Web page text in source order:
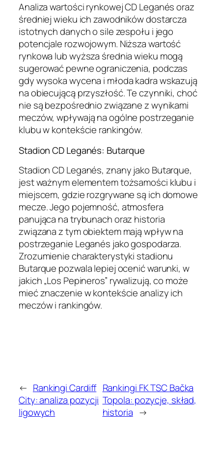
Analiza wartości rynkowej CD Leganés oraz
średniej wieku ich zawodników dostarcza
istotnych danych o sile zespołu i jego
potencjale rozwojowym. Niższa wartość
rynkowa lub wyższa średnia wieku mogą
sugerować pewne ograniczenia, podczas
gdy wysoka wycena i młoda kadra wskazują
na obiecującą przyszłość. Te czynniki, choć
nie są bezpośrednio związane z wynikami
meczów, wpływają na ogólne postrzeganie
klubu w kontekście rankingów.
Stadion CD Leganés: Butarque
Stadion CD Leganés, znany jako Butarque,
jest ważnym elementem tożsamości klubu i
miejscem, gdzie rozgrywane są ich domowe
mecze. Jego pojemność, atmosfera
panująca na trybunach oraz historia
związana z tym obiektem mają wpływ na
postrzeganie Leganés jako gospodarza.
Zrozumienie charakterystyki stadionu
Butarque pozwala lepiej ocenić warunki, w
jakich „Los Pepineros” rywalizują, co może
mieć znaczenie w kontekście analizy ich
meczów i rankingów.
← Rankingi Cardiff
City: analiza pozycji
ligowych
Rankingi FK TSC Bačka
Topola: pozycje, skład,
historia →